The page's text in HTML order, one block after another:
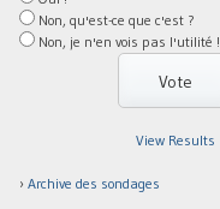
Non, qu'est-ce que c'est ?
Non, je n'en vois pas l'utilité !
View Results
Archive des sondages